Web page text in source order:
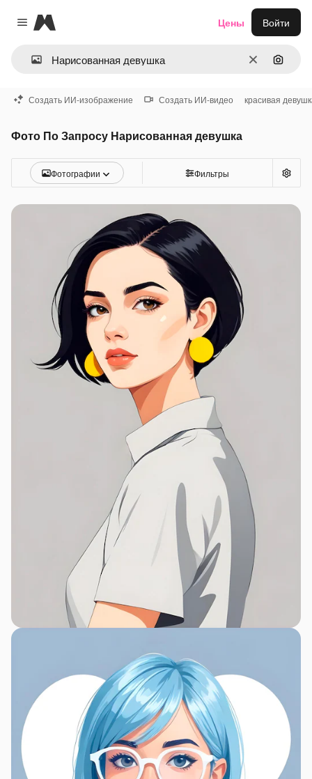
Close menu
Magnific
ОчиститьПоиск
Цены Войти
Создать ИИ-изображение Создать ИИ-видео красивая
Фото По Запросу Нарисованная девушка
Фотографии Фильтры